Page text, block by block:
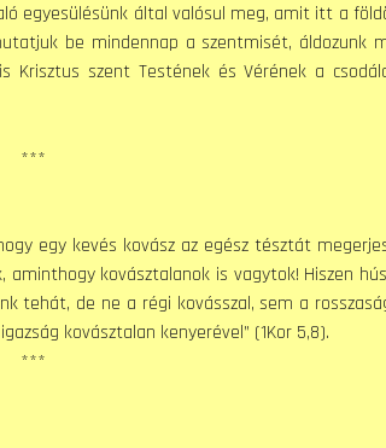
egyesülésünk által valósul meg, amit itt a
be mindennap a szentmisét, áldozunk
Krisztus szent Testének és Vérének a
***
egy kevés kovász az egész tésztát
kovásztalanok is vagytok! Hiszen
tehát, de ne a régi kovásszal, sem a
kovásztalan kenyerével” (1Kor 5,8).
***